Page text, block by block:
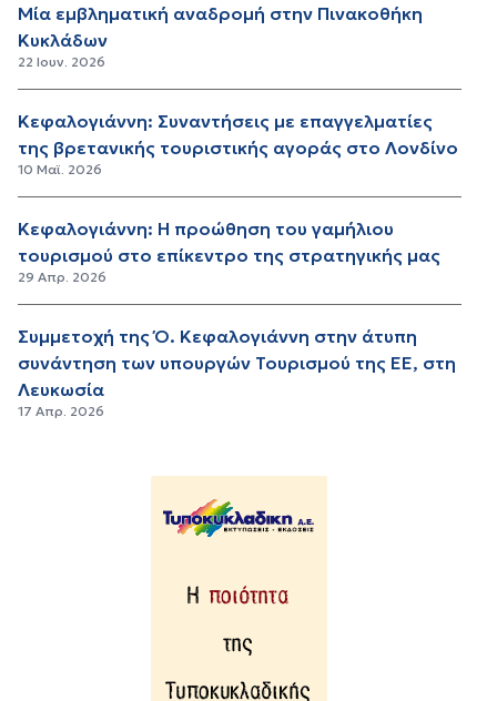
Μία εμβληματική αναδρομή στην Πινακοθήκη
Κυκλάδων
22 Ιουν. 2026
Κεφαλογιάννη: Συναντήσεις με επαγγελματίες
της βρετανικής τουριστικής αγοράς στο Λονδίνο
10 Μαϊ. 2026
Κεφαλογιάννη: Η προώθηση του γαμήλιου
τουρισμού στο επίκεντρο της στρατηγικής μας
29 Απρ. 2026
Συμμετοχή της Ό. Κεφαλογιάννη στην άτυπη
συνάντηση των υπουργών Τουρισμού της ΕΕ, στη
Λευκωσία
17 Απρ. 2026